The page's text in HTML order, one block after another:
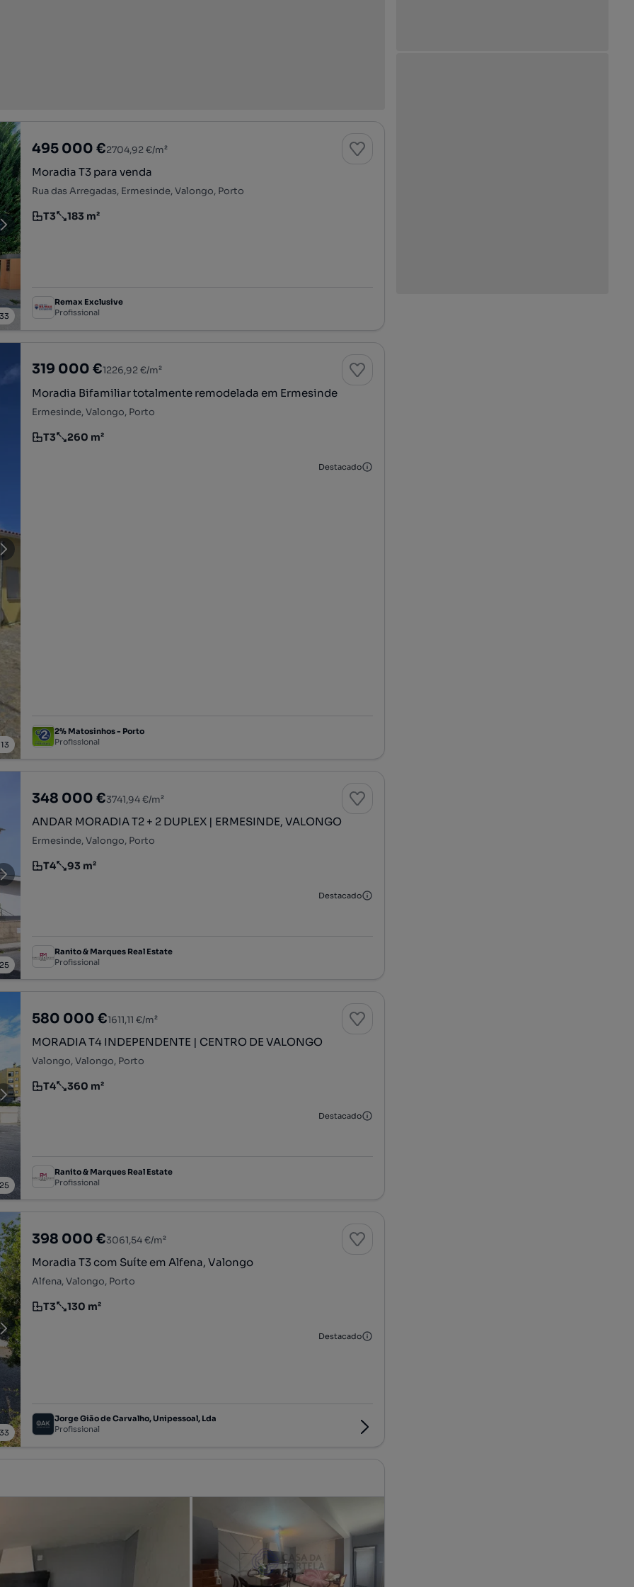
33
495 000 €2704,92 €/m²
Moradia T3 para venda
Rua das Arregadas, Ermesinde, Valongo, Porto
Tipologia
T3
Preço por metro quadrado
183 m²
Remax Exclusive
Profissional
13
319 000 €1226,92 €/m²
Moradia Bifamiliar totalmente remodelada em Ermesinde
Ermesinde, Valongo, Porto
Tipologia
T3
Preço por metro quadrado
260 m²
Destacado
2% Matosinhos - Porto
Profissional
25
348 000 €3741,94 €/m²
ANDAR MORADIA T2 + 2 DUPLEX | ERMESINDE, VALONGO
Ermesinde, Valongo, Porto
Tipologia
T4
Preço por metro quadrado
93 m²
Destacado
Ranito & Marques Real Estate
Profissional
25
580 000 €1611,11 €/m²
MORADIA T4 INDEPENDENTE | CENTRO DE VALONGO
Valongo, Valongo, Porto
Tipologia
T4
Preço por metro quadrado
360 m²
Destacado
Ranito & Marques Real Estate
Profissional
33
398 000 €3061,54 €/m²
Moradia T3 com Suíte em Alfena, Valongo
Alfena, Valongo, Porto
Tipologia
T3
Preço por metro quadrado
130 m²
Destacado
Jorge Gião de Carvalho, Unipessoal, Lda
Profissional